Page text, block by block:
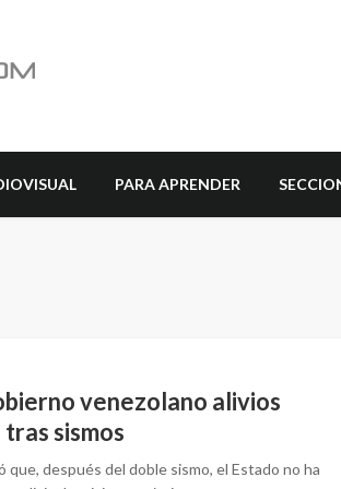
PARA APRENDER
venezolano alivios
sismos
después del doble sismo, el Estado no ha